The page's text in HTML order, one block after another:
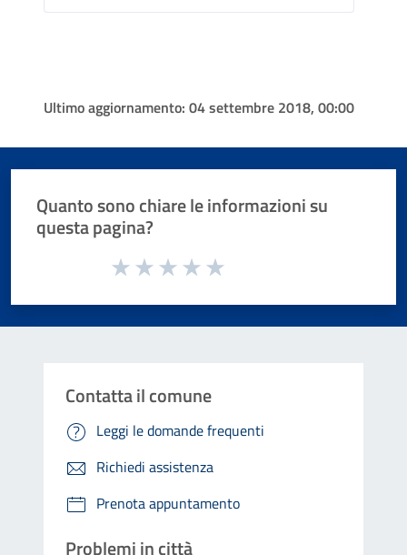
Ultimo aggiornamento: 04 settembre 2018, 00:00
Quanto sono chiare le informazioni su
questa pagina?
Valuta da 1 a 5 stelle la pagina
Contatta il comune
Leggi le domande frequenti
Richiedi assistenza
Prenota appuntamento
Problemi in città